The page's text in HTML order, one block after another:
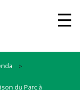
du Parc à